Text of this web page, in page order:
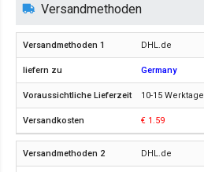
Versandmethoden
DHL.de
Germany
10-15 Werktage
€ 1.59
DHL.de